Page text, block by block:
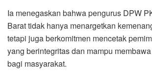
Ia menegaskan bahwa pengurus DPW
Barat tidak hanya menargetkan
tetapi juga berkomitmen mencetak
yang berintegritas dan mampu
bagi masyarakat.